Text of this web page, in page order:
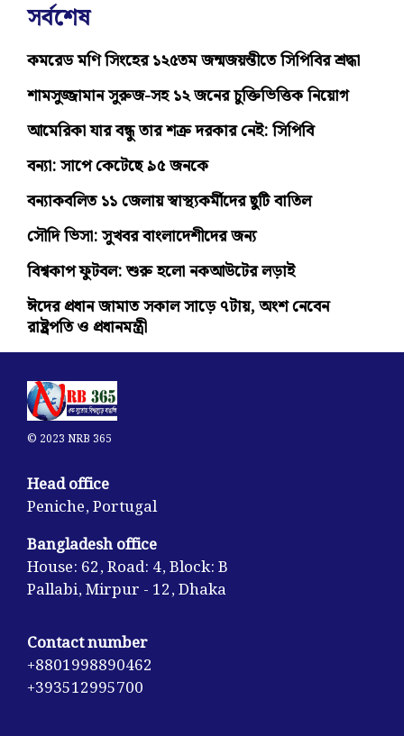
সর্বশেষ
কমরেড মণি সিংহের ১২৫তম জন্মজয়ন্তীতে সিপিবির শ্রদ্ধা
শামসুজ্জামান সুরুজ-সহ ১২ জনের চুক্তিভিত্তিক নিয়োগ
আমেরিকা যার বন্ধু তার শত্রু দরকার নেই: সিপিবি
বন্যা: সাপে কেটেছে ৯৫ জনকে
বন্যাকবলিত ১১ জেলায় স্বাস্থ্যকর্মীদের ছুটি বাতিল
সৌদি ভিসা: সুখবর বাংলাদেশীদের জন্য
বিশ্বকাপ ফুটবল: শুরু হলো নকআউটের লড়াই
ঈদের প্রধান জামাত সকাল সাড়ে ৭টায়, অংশ নেবেন
রাষ্ট্রপতি ও প্রধানমন্ত্রী
© 2023 NRB 365
Head office
Peniche, Portugal
Bangladesh office
House: 62, Road: 4, Block: B
Pallabi, Mirpur - 12, Dhaka
Contact number
+8801998890462
+393512995700